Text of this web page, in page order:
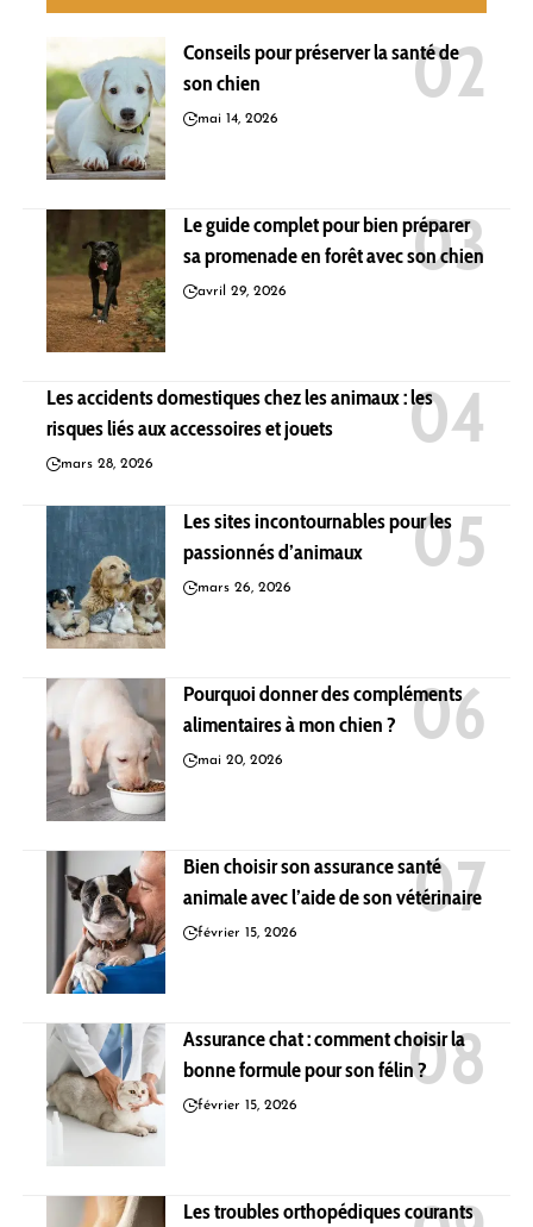
Conseils pour préserver la santé de
son chien
mai 14, 2026
Le guide complet pour bien préparer
sa promenade en forêt avec son chien
avril 29, 2026
Les accidents domestiques chez les animaux : les
risques liés aux accessoires et jouets
mars 28, 2026
Les sites incontournables pour les
passionnés d’animaux
mars 26, 2026
Pourquoi donner des compléments
alimentaires à mon chien ?
mai 20, 2026
Bien choisir son assurance santé
animale avec l’aide de son vétérinaire
février 15, 2026
Assurance chat : comment choisir la
bonne formule pour son félin ?
février 15, 2026
Les troubles orthopédiques courants